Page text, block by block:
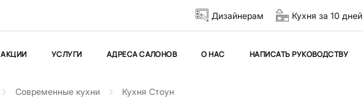
Дизайнерам Кухня за 10 дней
АКЦИИ УСЛУГИ АДРЕСА САЛОНОВ О НАС НАПИСАТЬ РУКОВОДСТВУ
Современные кухни Кухня Стоун